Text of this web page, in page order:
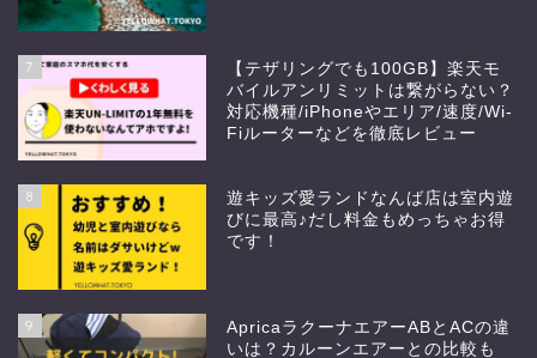
7
【テザリングでも100GB】楽天モ
バイルアンリミットは繋がらない？
対応機種/iPhoneやエリア/速度/Wi-
Fiルーターなどを徹底レビュー
8
遊キッズ愛ランドなんば店は室内遊
びに最高♪だし料金もめっちゃお得
です！
9
ApricaラクーナエアーABとACの違
いは？カルーンエアーとの比較も